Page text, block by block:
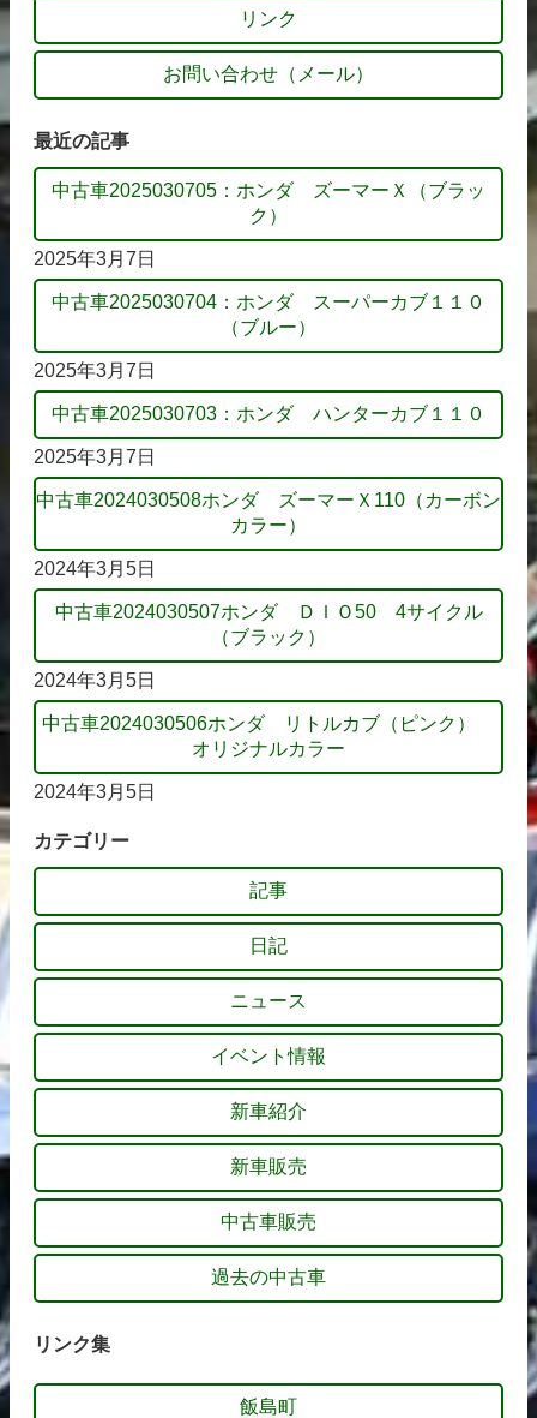
リンク
お問い合わせ（メール）
最近の記事
中古車2025030705：ホンダ ズーマーＸ（ブラッ
ク）
2025年3月7日
中古車2025030704：ホンダ スーパーカブ１１０
（ブルー）
2025年3月7日
中古車2025030703：ホンダ ハンターカブ１１０
2025年3月7日
中古車2024030508ホンダ ズーマーＸ110（カーボン
カラー）
2024年3月5日
中古車2024030507ホンダ ＤＩＯ50 4サイクル
（ブラック）
2024年3月5日
中古車2024030506ホンダ リトルカブ（ピンク）
オリジナルカラー
2024年3月5日
カテゴリー
記事
日記
ニュース
イベント情報
新車紹介
新車販売
中古車販売
過去の中古車
リンク集
飯島町